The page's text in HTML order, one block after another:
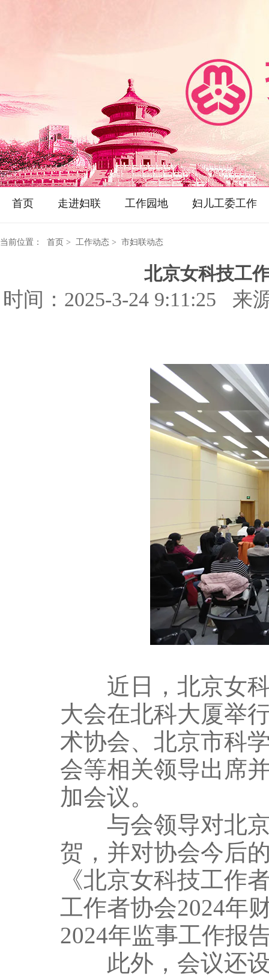
首页 走进妇联 工作园地 妇儿工委工作
当前位置： 首页 > 工作动态 > 市妇联动态
北京女科技工
时间：2025-3-24 9:11:25
近日，北京女科
大会在北科大厦举
术协会、北京市科
会等相关领导出席
加会议。
与会领导对北京
贺，并对协会今后
《北京女科技工作
工作者协会2024年
2024年监事工作报
此外，会议还设